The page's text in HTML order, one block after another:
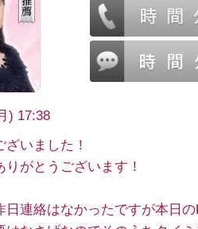
) 17:38
いました！
りがとうございます！
日連絡はなかったですが本日